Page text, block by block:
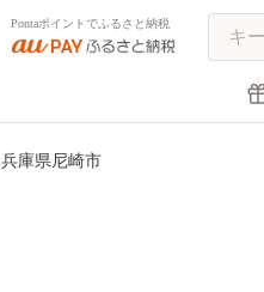
Pontaポイントでふるさと納税
兵庫県尼崎市